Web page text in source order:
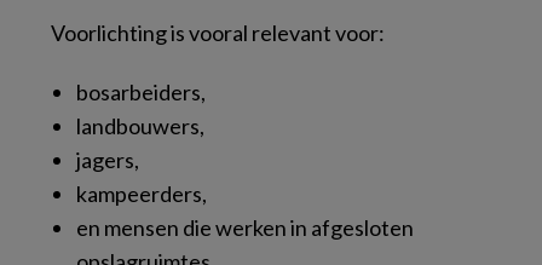
Voorlichting is vooral relevant voor:
bosarbeiders,
landbouwers,
jagers,
kampeerders,
en mensen die werken in afgesloten